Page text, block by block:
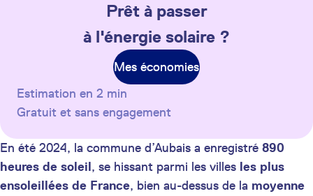
Prêt à passer
à l'énergie solaire ?
Mes économies
Estimation en 2 min
Gratuit et sans engagement
En été 2024, la commune d’Aubais a enregistré 890
heures de soleil, se hissant parmi les villes les plus
ensoleillées de France, bien au-dessus de la moyenne